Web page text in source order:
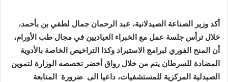
أكد وزير الصناعة الصيدلانية، عبد الرحمان جمال لطفي بن بأحمد،
خلال ترأس جلسة عمل مع الخبراء العياديين في مجال طب الأورام،
أن المنح الفوري لبرامج الاستيراد وكذا التراخيص الخاصة بالأدوية
المضادة للسرطان يتم من خلال رواق أخضر تخصصه الوزارة لتموين
الصيدلية المركزية للمستشفيات، داعيا الى ضرورة المتابعة